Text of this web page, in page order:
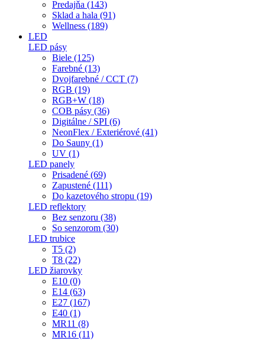
Predajňa (143)
Sklad a hala (91)
Wellness (189)
LED
LED pásy
Biele (125)
Farebné (13)
Dvojfarebné / CCT (7)
RGB (19)
RGB+W (18)
COB pásy (36)
Digitálne / SPI (6)
NeonFlex / Exteriérové (41)
Do Sauny (1)
UV (1)
LED panely
Prisadené (69)
Zapustené (111)
Do kazetového stropu (19)
LED reflektory
Bez senzoru (38)
So senzorom (30)
LED trubice
T5 (2)
T8 (22)
LED žiarovky
E10 (0)
E14 (63)
E27 (167)
E40 (1)
MR11 (8)
MR16 (11)